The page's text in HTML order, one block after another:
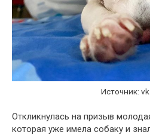
Источник:
Откликнулась на призыв
которая уже имела собаку и